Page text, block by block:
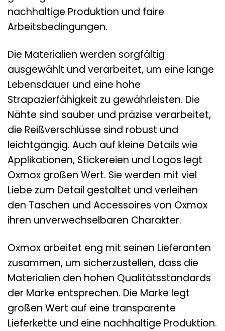
nachhaltige Produktion und faire
Arbeitsbedingungen.
Die Materialien werden sorgfältig
ausgewählt und verarbeitet, um eine lange
Lebensdauer und eine hohe
Strapazierfähigkeit zu gewährleisten. Die
Nähte sind sauber und präzise verarbeitet,
die Reißverschlüsse sind robust und
leichtgängig. Auch auf kleine Details wie
Applikationen, Stickereien und Logos legt
Oxmox großen Wert. Sie werden mit viel
Liebe zum Detail gestaltet und verleihen
den Taschen und Accessoires von Oxmox
ihren unverwechselbaren Charakter.
Oxmox arbeitet eng mit seinen Lieferanten
zusammen, um sicherzustellen, dass die
Materialien den hohen Qualitätsstandards
der Marke entsprechen. Die Marke legt
großen Wert auf eine transparente
Lieferkette und eine nachhaltige Produktion.